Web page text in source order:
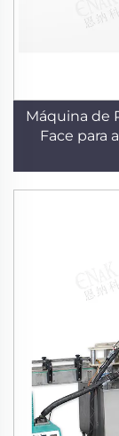
Máquina de
Face para